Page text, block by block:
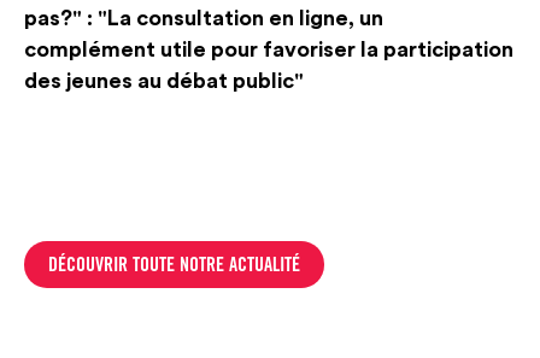
pas?" : "La consultation en ligne, un
complément utile pour favoriser la participation
des jeunes au débat public"
DÉCOUVRIR TOUTE NOTRE ACTUALITÉ